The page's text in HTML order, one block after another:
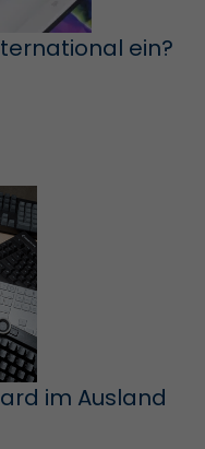
ein?
im Ausland